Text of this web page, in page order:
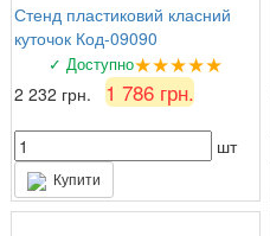
Стенд пластиковий класний
куточок Код-09090
✓ Доступно★★★★★
2 232 грн. 1 786 грн.
шт
Купити